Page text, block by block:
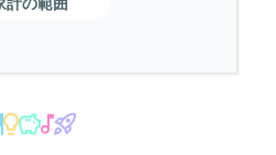
計の範囲